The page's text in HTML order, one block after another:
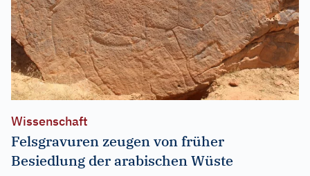
Wissenschaft
Felsgravuren zeugen von früher
Besiedlung der arabischen Wüste